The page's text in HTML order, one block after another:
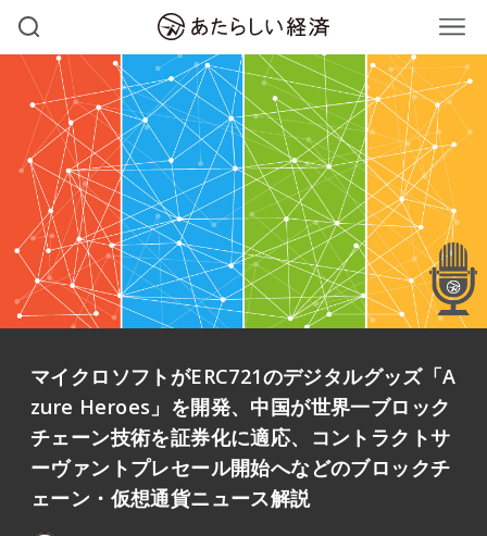
マイクロソフトがERC721のデジタルグッズ「A
zure Heroes」を開発、中国が世界一ブロック
チェーン技術を証券化に適応、コントラクトサ
ーヴァントプレセール開始へなどのブロックチ
ェーン・仮想通貨ニュース解説